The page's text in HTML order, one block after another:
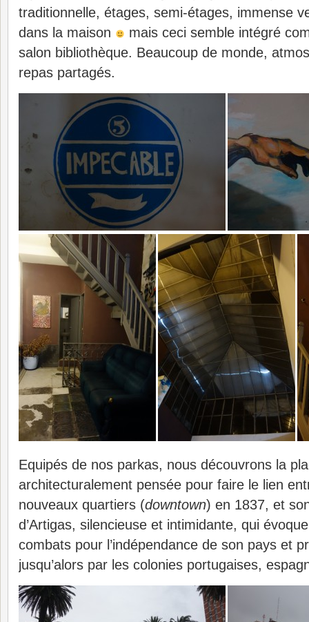
traditionnelle, étages, semi-étages, immense
dans la maison
mais ceci semble intégré
salon bibliothèque. Beaucoup de monde,
repas partagés.
Equipés de nos parkas, nous découvrons la
architecturalement pensée pour faire le lien
nouveaux quartiers (downtown) en 1837, et
d’Artigas, silencieuse et intimidante, qui
combats pour l’indépendance de son pays et
jusqu’alors par les colonies portugaises,